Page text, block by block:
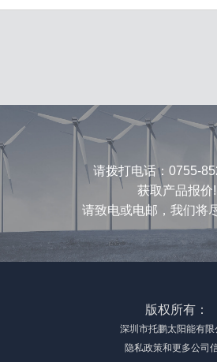
请拨打电话：0755-
获取产品报价!
请致电或电邮，我们将
版权所有：
深圳市托鹏太阳能有限
隐私政策和更多公司